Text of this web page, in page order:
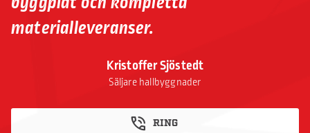
Kristoffer Sjöstedt
Säljare hallbyggnader
RING
materialleveranser.